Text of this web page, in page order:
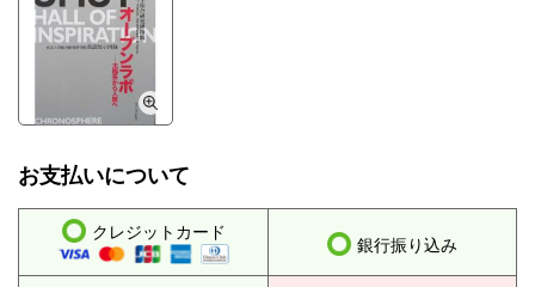
お支払いについて
クレジットカード
銀行振り込み